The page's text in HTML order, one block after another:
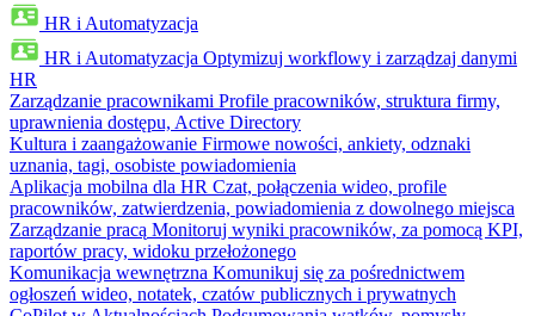
HR i Automatyzacja
HR i Automatyzacja Optymizuj workflowy i zarządzaj danymi
HR
Zarządzanie pracownikami Profile pracowników, struktura firmy,
uprawnienia dostępu, Active Directory
Kultura i zaangażowanie Firmowe nowości, ankiety, odznaki
uznania, tagi, osobiste powiadomienia
Aplikacja mobilna dla HR Czat, połączenia wideo, profile
pracowników, zatwierdzenia, powiadomienia z dowolnego miejsca
Zarządzanie pracą Monitoruj wyniki pracowników, za pomocą KPI,
raportów pracy, widoku przełożonego
Komunikacja wewnętrzna Komunikuj się za pośrednictwem
ogłoszeń wideo, notatek, czatów publicznych i prywatnych